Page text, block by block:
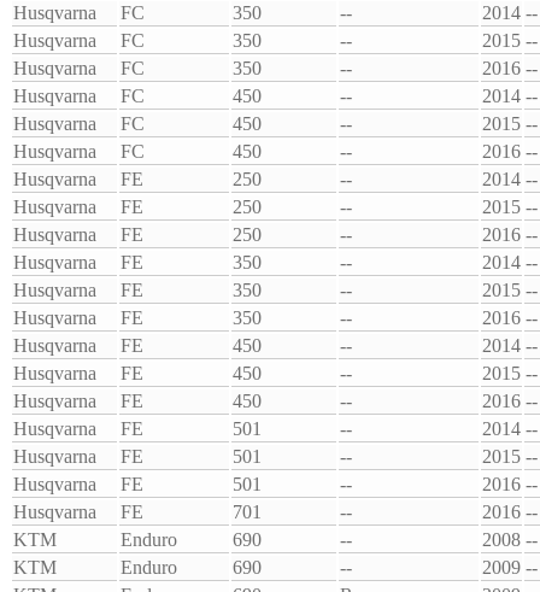
Husqvarna
FC 350 -- 2014 --
Husqvarna
FC 350 -- 2015 --
Husqvarna
FC 350 -- 2016 --
Husqvarna
FC 450 -- 2014 --
Husqvarna
FC 450 -- 2015 --
Husqvarna
FC 450 -- 2016 --
Husqvarna
FE 250 -- 2014 --
Husqvarna
FE 250 -- 2015 --
Husqvarna
FE 250 -- 2016 --
Husqvarna
FE 350 -- 2014 --
Husqvarna
FE 350 -- 2015 --
Husqvarna
FE 350 -- 2016 --
Husqvarna
FE 450 -- 2014 --
Husqvarna
FE 450 -- 2015 --
Husqvarna
FE 450 -- 2016 --
Husqvarna
FE 501 -- 2014 --
Husqvarna
FE 501 -- 2015 --
Husqvarna
FE 501 -- 2016 --
Husqvarna
FE 701 -- 2016 --
KTM
Enduro 690 -- 2008 --
KTM
Enduro 690 -- 2009 --